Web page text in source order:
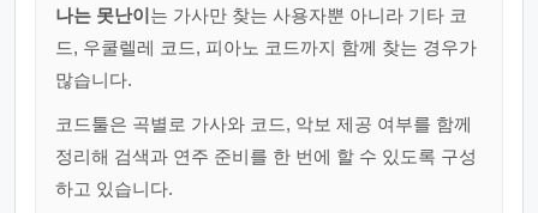
나는 못난이는 가사만 찾는 사용자뿐 아니라 기타 코
드, 우쿨렐레 코드, 피아노 코드까지 함께 찾는 경우가
많습니다.
코드툴은 곡별로 가사와 코드, 악보 제공 여부를 함께
정리해 검색과 연주 준비를 한 번에 할 수 있도록 구성
하고 있습니다.